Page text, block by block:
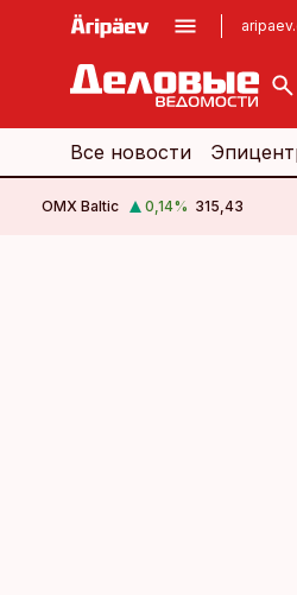
kinnisvarauudised.ee
logistikauudised.ee
Все новости
OMX Baltic 0,14% 315,43